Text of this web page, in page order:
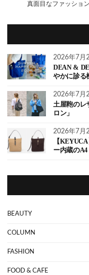
真面目なファッショ
2026年7月
DEAN &
やかに診る
2026年7月
土屋鞄のレ
ロン」
2026年7月
【
ー内蔵の
BEAUTY
COLUMN
FASHION
FOOD & CAFE